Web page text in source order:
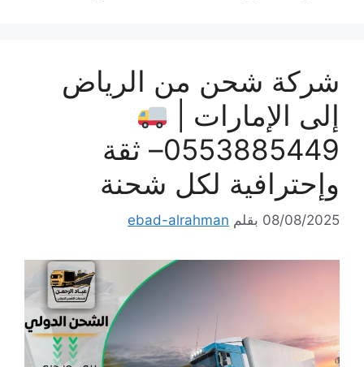
شركة شحن من الرياض
إلى الإمارات |
0553885449– ثقة
وإحترافية لكل شحنة
08/08/2025 بقلم ebad-alrahman